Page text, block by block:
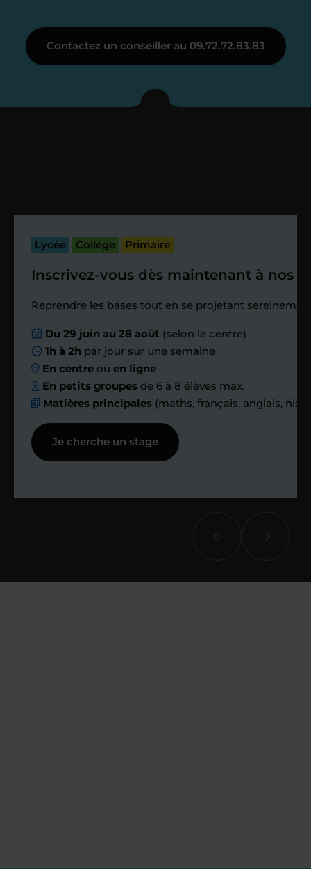
Je vous présente votre
enseignant sous 72
passé.
Étape 4
Nous planifions
ensemble des
échanges réguliers
Afin de suivre le travail et les progrès
réalisés, votre enseignant et moi-
même vous proposons des points et
Contactez un conseiller au 09.72.72.83.83
Lycée Collège Primaire
Inscrivez-vous dès maintenant à nos
Reprendre les bases tout en se projetant
Du 29 juin au 28 août (selon le centre)
1h à 2h par jour sur une semaine
En centre ouen ligne
En petits groupes de 6 à 8 élèves max.
Matières principales (maths, français, anglais,
Je cherche un stage